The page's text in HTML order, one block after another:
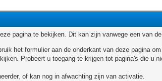
pagina te bekijken. Dit kan zijn vanwege een van
het formulier aan de onderkant van deze pagina
Probeert u toegang te krijgen tot pagina's die u
of kan nog in afwachting zijn van activatie.